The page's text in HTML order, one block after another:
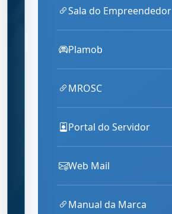
Sala do Empreendedor
Plamob
MROSC
Portal do Servidor
Web Mail
Manual da Marca